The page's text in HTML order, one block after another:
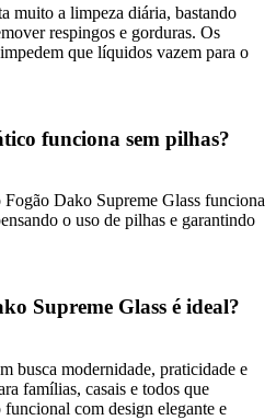
muito a limpeza diária, bastando
respingos e gorduras. Os
que líquidos vazem para o
funciona sem pilhas?
Dako Supreme Glass funciona
o uso de pilhas e garantindo
Supreme Glass é ideal?
busca modernidade, praticidade e
famílias, casais e todos que
com design elegante e